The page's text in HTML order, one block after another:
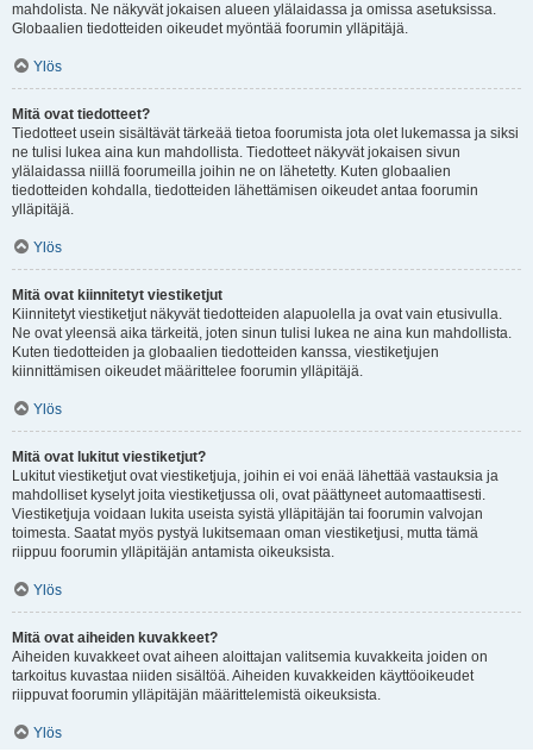
mahdolista. Ne näkyvät jokaisen alueen ylälaidassa ja omissa asetuksissa.
Globaalien tiedotteiden oikeudet myöntää foorumin ylläpitäjä.
Ylös
Mitä ovat tiedotteet?
Tiedotteet usein sisältävät tärkeää tietoa foorumista jota olet lukemassa ja siksi
ne tulisi lukea aina kun mahdollista. Tiedotteet näkyvät jokaisen sivun
ylälaidassa niillä foorumeilla joihin ne on lähetetty. Kuten globaalien
tiedotteiden kohdalla, tiedotteiden lähettämisen oikeudet antaa foorumin
ylläpitäjä.
Ylös
Mitä ovat kiinnitetyt viestiketjut
Kiinnitetyt viestiketjut näkyvät tiedotteiden alapuolella ja ovat vain etusivulla.
Ne ovat yleensä aika tärkeitä, joten sinun tulisi lukea ne aina kun mahdollista.
Kuten tiedotteiden ja globaalien tiedotteiden kanssa, viestiketjujen
kiinnittämisen oikeudet määrittelee foorumin ylläpitäjä.
Ylös
Mitä ovat lukitut viestiketjut?
Lukitut viestiketjut ovat viestiketjuja, joihin ei voi enää lähettää vastauksia ja
mahdolliset kyselyt joita viestiketjussa oli, ovat päättyneet automaattisesti.
Viestiketjuja voidaan lukita useista syistä ylläpitäjän tai foorumin valvojan
toimesta. Saatat myös pystyä lukitsemaan oman viestiketjusi, mutta tämä
riippuu foorumin ylläpitäjän antamista oikeuksista.
Ylös
Mitä ovat aiheiden kuvakkeet?
Aiheiden kuvakkeet ovat aiheen aloittajan valitsemia kuvakkeita joiden on
tarkoitus kuvastaa niiden sisältöä. Aiheiden kuvakkeiden käyttöoikeudet
riippuvat foorumin ylläpitäjän määrittelemistä oikeuksista.
Ylös